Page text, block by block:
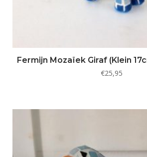
Fermijn Mozaïek Giraf (Klein
€25,95